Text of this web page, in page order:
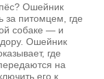
пёс? Ошейник
за питомцем, где
собаке — и
Ошейник
где
на
его к